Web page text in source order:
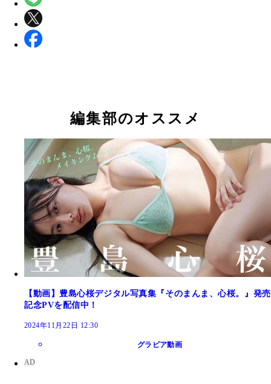
編集部のオススメ
【動画】豊島心桜デジタル写真集『そのまんま、心桜。』発売
記念PVを配信中！
2024年11月22日 12:30
グラビア動画